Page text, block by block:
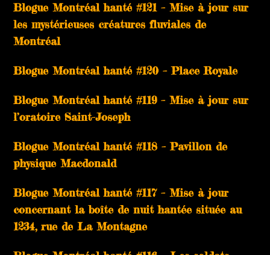
Blogue Montréal hanté #121 – Mise à jour sur
les mystérieuses créatures fluviales de
Montréal
Blogue Montréal hanté #120 – Place Royale
Blogue Montréal hanté #119 – Mise à jour sur
l’oratoire Saint-Joseph
Blogue Montréal hanté #118 – Pavillon de
physique Macdonald
Blogue Montréal hanté #117 – Mise à jour
concernant la boîte de nuit hantée située au
1234, rue de La Montagne